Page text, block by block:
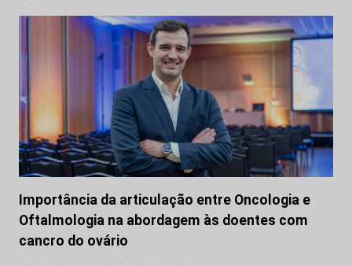
Importância da articulação entre Oncologia e
Oftalmologia na abordagem às doentes com
cancro do ovário